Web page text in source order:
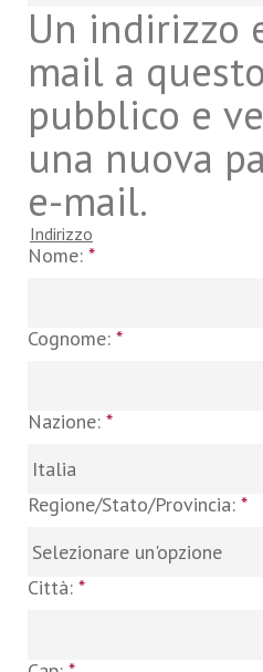
Un indirizzo
mail a
pubblico e
una nuova
e-mail.
Indirizzo
Nome: *
Cognome: *
Nazione: *
Regione/Stato/Provincia: *
Città: *